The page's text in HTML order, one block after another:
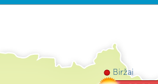
Biržai